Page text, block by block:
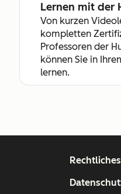
Lernen mit der
Von kurzen
kompletten
Professoren der
können Sie in
lernen.
Rechtliches